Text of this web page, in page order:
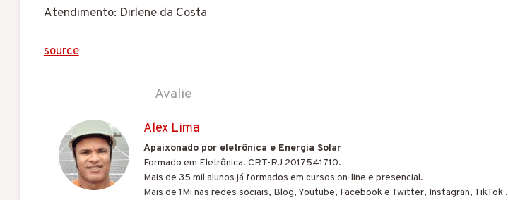
Atendimento: Dirlene da Costa
source
Avalie
Alex Lima
Apaixonado por eletrônica e Energia Solar
Formado em Eletrônica. CRT-RJ 2017541710.
Mais de 35 mil alunos já formados em cursos on-line e presencial.
Mais de 1Mi nas redes sociais, Blog, Youtube, Facebook e Twitter, Instagran, TikTok .